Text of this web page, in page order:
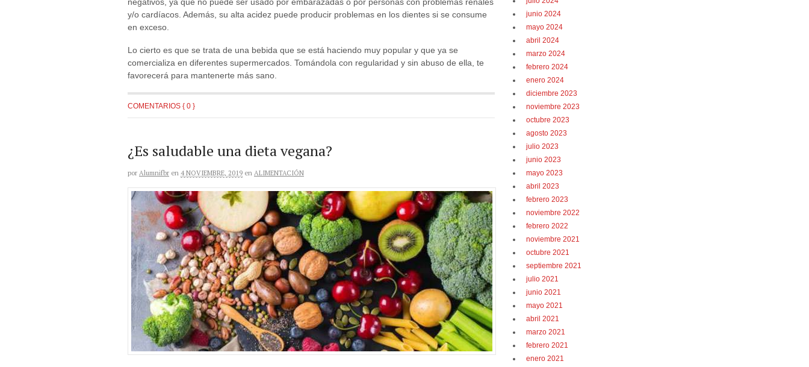
y/o cardíacos. Además, su alta acidez puede producir problemas en los dientes si se consume
en exceso.
Lo cierto es que se trata de una bebida que se está haciendo muy popular y que ya se
comercializa en diferentes supermercados. Tomándola con regularidad y sin abuso de ella, te
favorecerá para mantenerte más sano.
COMENTARIOS { 0 }
¿Es saludable una dieta vegana?
por Alumnifbr en 4 NOVIEMBRE, 2019 en ALIMENTACIÓN
junio 2024
mayo 2024
abril 2024
marzo 2024
febrero 2024
enero 2024
diciembre 2023
noviembre 2023
octubre 2023
agosto 2023
julio 2023
junio 2023
mayo 2023
abril 2023
febrero 2023
noviembre 2022
febrero 2022
noviembre 2021
octubre 2021
septiembre 2021
julio 2021
junio 2021
mayo 2021
abril 2021
marzo 2021
febrero 2021
enero 2021